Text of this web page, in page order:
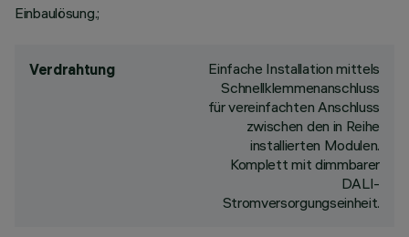
Einbaulösung.;
Verdrahtung
Einfache Installation mittels
Schnellklemmenanschluss
für vereinfachten Anschluss
zwischen den in Reihe
installierten Modulen.
Komplett mit dimmbarer
DALI-
Stromversorgungseinheit.